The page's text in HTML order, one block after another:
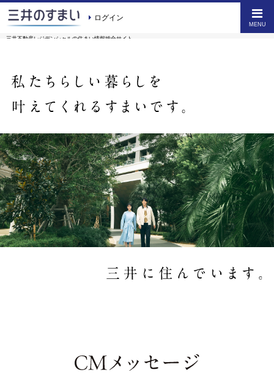
ログイン
MENU
三井不動産レジデンシャルの住まい情報総合サイト